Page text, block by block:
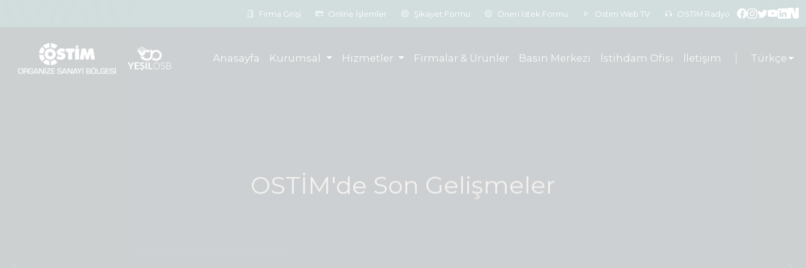
Firma Girişi Online İşlemler Şikayet Formu Öneri İstek Formu Ostim Web TV OSTİM Radyo
Anasayfa Kurumsal Hizmetler Firmalar & Ürünler Basın Merkezi İstihdam Ofisi İletişim Türkçe
OSTİM'de Son Gelişmeler